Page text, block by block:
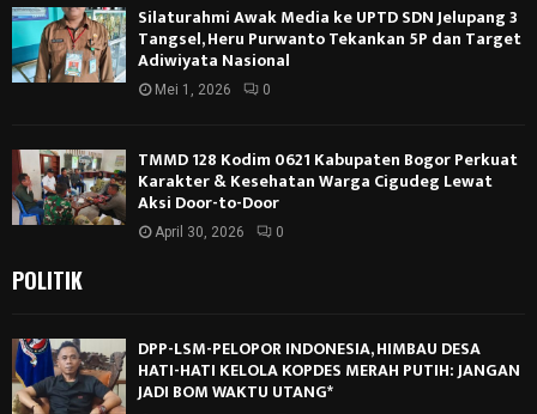
Silaturahmi Awak Media ke UPTD SDN Jelupang 3
Tangsel, Heru Purwanto Tekankan 5P dan Target
Adiwiyata Nasional
Mei 1, 2026 0
TMMD 128 Kodim 0621 Kabupaten Bogor Perkuat
Karakter & Kesehatan Warga Cigudeg Lewat
Aksi Door-to-Door
April 30, 2026 0
POLITIK
DPP-LSM-PELOPOR INDONESIA, HIMBAU DESA
HATI-HATI KELOLA KOPDES MERAH PUTIH: JANGAN
JADI BOM WAKTU UTANG*